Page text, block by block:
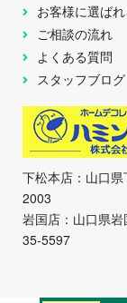
お客様に選ば
ご相談の流れ
よくある質問
スタッフブログ
下松本店：山口
2003
岩国店：山口県
35-5597